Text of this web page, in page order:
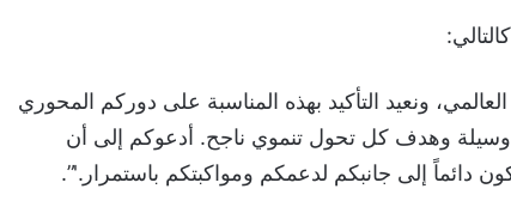
العالمي، ونعيد التأكيد بهذه المناسبة على دوركم المحوري
وسيلة وهدف كل تحول تنموي ناجح. أدعوكم إلى أن
إلى جانبكم لدعمكم ومواكبتكم باستمرار.'”.